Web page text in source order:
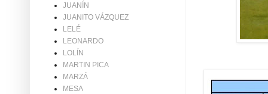
JUANÍN
JUANITO VÁZQUEZ
LELÉ
LEONARDO
LOLÍN
MARTIN PICA
MARZÁ
MESA